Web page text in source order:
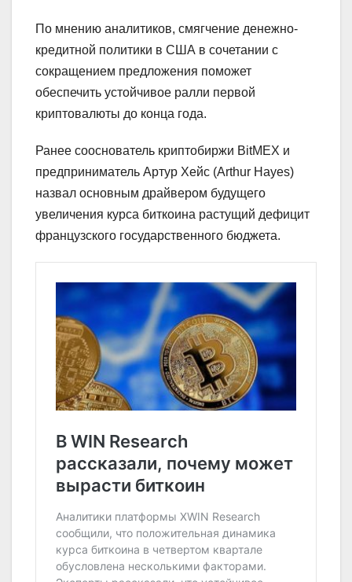
По мнению аналитиков, смягчение денежно-
кредитной политики в США в сочетании с
сокращением предложения поможет
обеспечить устойчивое ралли первой
криптовалюты до конца года.
Ранее сооснователь криптобиржи BitMEX и
предприниматель Артур Хейс (Arthur Hayes)
назвал основным драйвером будущего
увеличения курса биткоина растущий дефицит
французского государственного бюджета.